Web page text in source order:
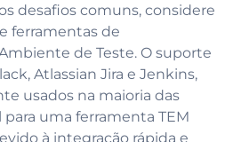
desafios comuns, considere
ferramentas de
de Teste. O suporte
Atlassian Jira e Jenkins,
usados na maioria das
uma ferramenta TEM
à integração rápida e